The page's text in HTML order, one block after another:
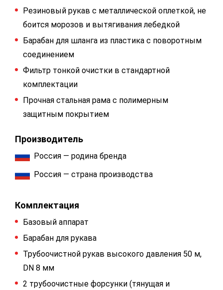
Резиновый рукав с металлической оплеткой, не
боится морозов и вытягивания лебедкой
Барабан для шланга из пластика с поворотным
соединением
Фильтр тонкой очистки в стандартной
комплектации
Прочная стальная рама с полимерным
защитным покрытием
Производитель
Россия — родина бренда
Россия — страна производства
Комплектация
Базовый аппарат
Барабан для рукава
Трубоочистной рукав высокого давления 50 м,
DN 8 мм
2 трубоочистные форсунки (тянущая и